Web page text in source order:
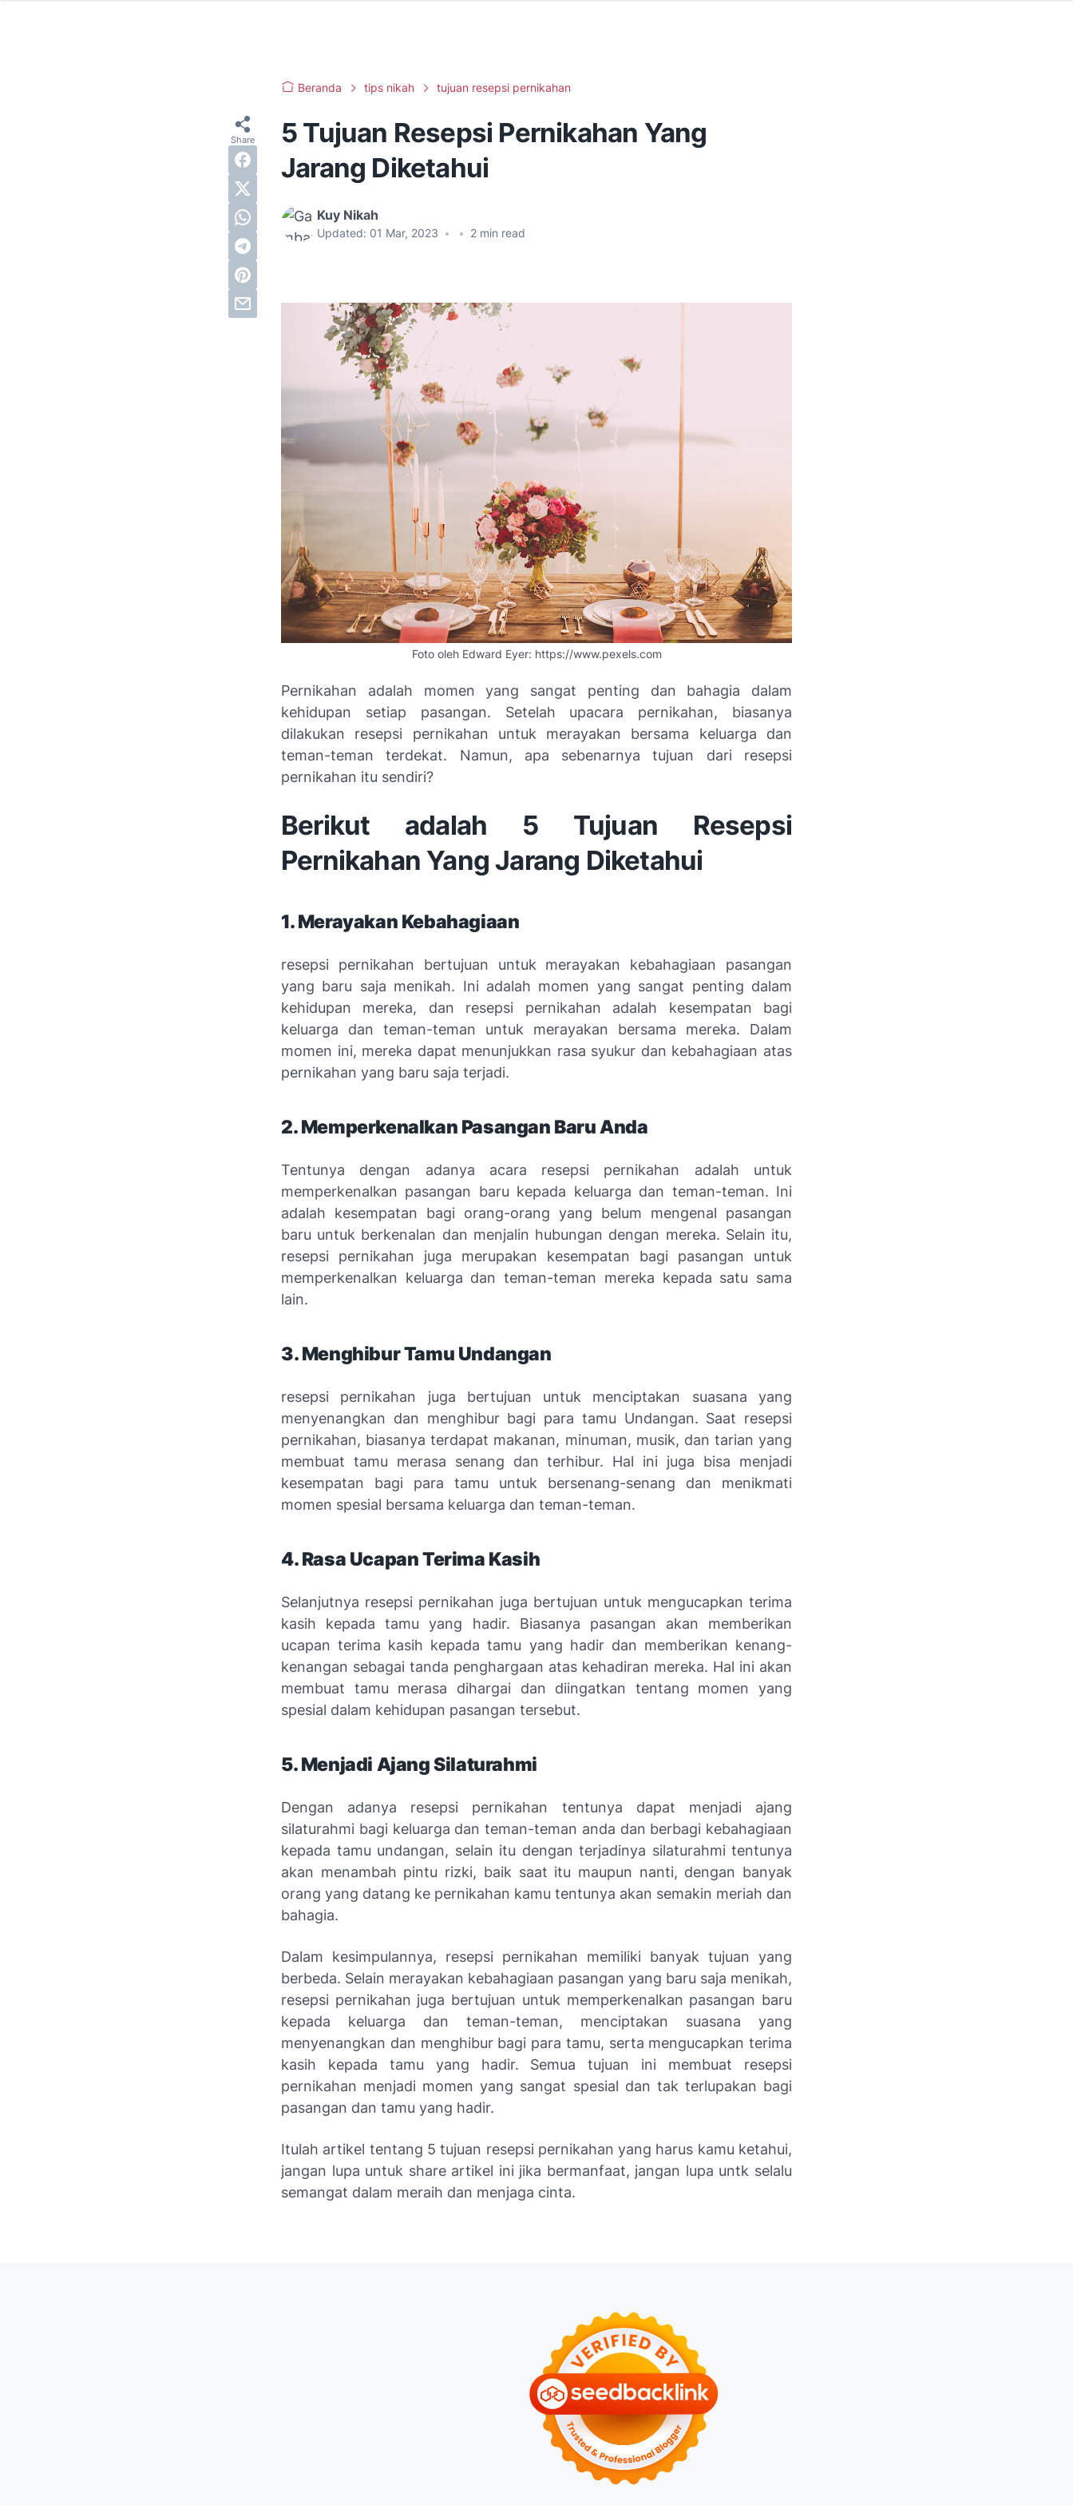
Beranda tips nikah tujuan resepsi pernikahan
5 Tujuan Resepsi Pernikahan Yang
Jarang Diketahui
Kuy Nikah
Updated: 01 Mar, 2023 • • 2 min read
Foto oleh Edward Eyer: https://www.pexels.com
Pernikahan adalah momen yang sangat penting dan bahagia dalam
kehidupan setiap pasangan. Setelah upacara pernikahan, biasanya
dilakukan resepsi pernikahan untuk merayakan bersama keluarga dan
teman-teman terdekat. Namun, apa sebenarnya tujuan dari resepsi
pernikahan itu sendiri?
Berikut adalah 5 Tujuan Resepsi
Pernikahan Yang Jarang Diketahui
1. Merayakan Kebahagiaan
resepsi pernikahan bertujuan untuk merayakan kebahagiaan pasangan
yang baru saja menikah. Ini adalah momen yang sangat penting dalam
kehidupan mereka, dan resepsi pernikahan adalah kesempatan bagi
keluarga dan teman-teman untuk merayakan bersama mereka. Dalam
momen ini, mereka dapat menunjukkan rasa syukur dan kebahagiaan atas
pernikahan yang baru saja terjadi.
2. Memperkenalkan Pasangan Baru Anda
Tentunya dengan adanya acara resepsi pernikahan adalah untuk
memperkenalkan pasangan baru kepada keluarga dan teman-teman. Ini
adalah kesempatan bagi orang-orang yang belum mengenal pasangan
baru untuk berkenalan dan menjalin hubungan dengan mereka. Selain itu,
resepsi pernikahan juga merupakan kesempatan bagi pasangan untuk
memperkenalkan keluarga dan teman-teman mereka kepada satu sama
lain.
3. Menghibur Tamu Undangan
resepsi pernikahan juga bertujuan untuk menciptakan suasana yang
menyenangkan dan menghibur bagi para tamu Undangan. Saat resepsi
pernikahan, biasanya terdapat makanan, minuman, musik, dan tarian yang
membuat tamu merasa senang dan terhibur. Hal ini juga bisa menjadi
kesempatan bagi para tamu untuk bersenang-senang dan menikmati
momen spesial bersama keluarga dan teman-teman.
4. Rasa Ucapan Terima Kasih
Selanjutnya resepsi pernikahan juga bertujuan untuk mengucapkan terima
kasih kepada tamu yang hadir. Biasanya pasangan akan memberikan
ucapan terima kasih kepada tamu yang hadir dan memberikan kenang-
kenangan sebagai tanda penghargaan atas kehadiran mereka. Hal ini akan
membuat tamu merasa dihargai dan diingatkan tentang momen yang
spesial dalam kehidupan pasangan tersebut.
5. Menjadi Ajang Silaturahmi
Dengan adanya resepsi pernikahan tentunya dapat menjadi ajang
silaturahmi bagi keluarga dan teman-teman anda dan berbagi kebahagiaan
kepada tamu undangan, selain itu dengan terjadinya silaturahmi tentunya
akan menambah pintu rizki, baik saat itu maupun nanti, dengan banyak
orang yang datang ke pernikahan kamu tentunya akan semakin meriah dan
bahagia.
Dalam kesimpulannya, resepsi pernikahan memiliki banyak tujuan yang
berbeda. Selain merayakan kebahagiaan pasangan yang baru saja menikah,
resepsi pernikahan juga bertujuan untuk memperkenalkan pasangan baru
kepada keluarga dan teman-teman, menciptakan suasana yang
menyenangkan dan menghibur bagi para tamu, serta mengucapkan terima
kasih kepada tamu yang hadir. Semua tujuan ini membuat resepsi
pernikahan menjadi momen yang sangat spesial dan tak terlupakan bagi
pasangan dan tamu yang hadir.
Itulah artikel tentang 5 tujuan resepsi pernikahan yang harus kamu ketahui,
jangan lupa untuk share artikel ini jika bermanfaat, jangan lupa untk selalu
semangat dalam meraih dan menjaga cinta.